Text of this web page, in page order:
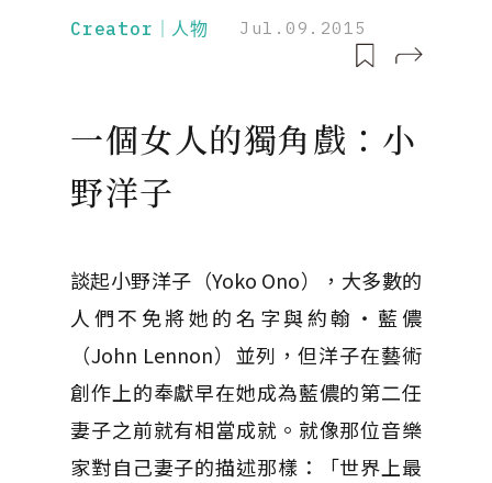
Creator｜人物 Jul.09.2015
一個女人的獨角戲：小
野洋子
談起小野洋子（Yoko Ono），大多數的
人們不免將她的名字與約翰‧藍儂
（John Lennon）並列，但洋子在藝術
創作上的奉獻早在她成為藍儂的第二任
妻子之前就有相當成就。就像那位音樂
家對自己妻子的描述那樣：「世界上最